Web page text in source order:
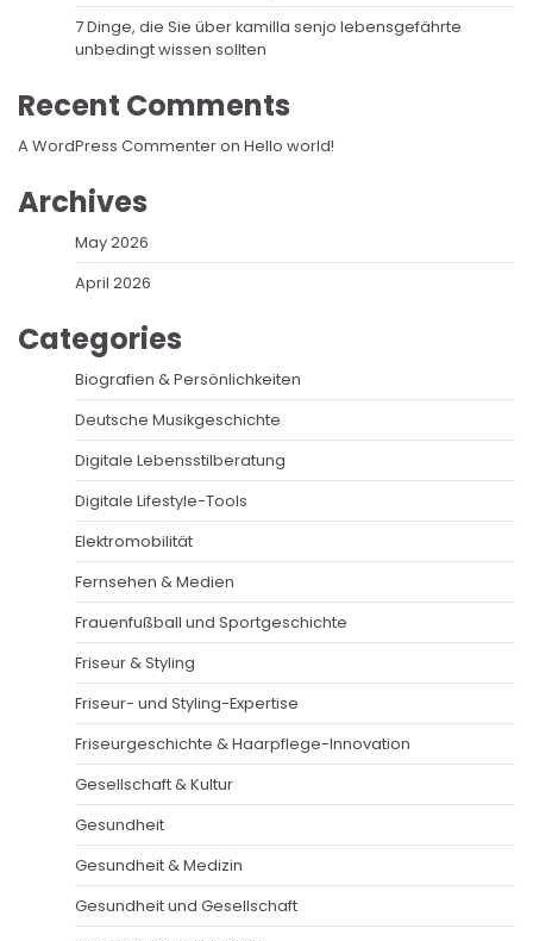
7 Dinge, die Sie über kamilla senjo lebensgefährte
unbedingt wissen sollten
Recent Comments
A WordPress Commenteron Hello world!
Archives
May 2026
April 2026
Categories
Biografien & Persönlichkeiten
Deutsche Musikgeschichte
Digitale Lebensstilberatung
Digitale Lifestyle-Tools
Elektromobilität
Fernsehen & Medien
Frauenfußball und Sportgeschichte
Friseur & Styling
Friseur- und Styling-Expertise
Friseurgeschichte & Haarpflege-Innovation
Gesellschaft & Kultur
Gesundheit
Gesundheit & Medizin
Gesundheit und Gesellschaft